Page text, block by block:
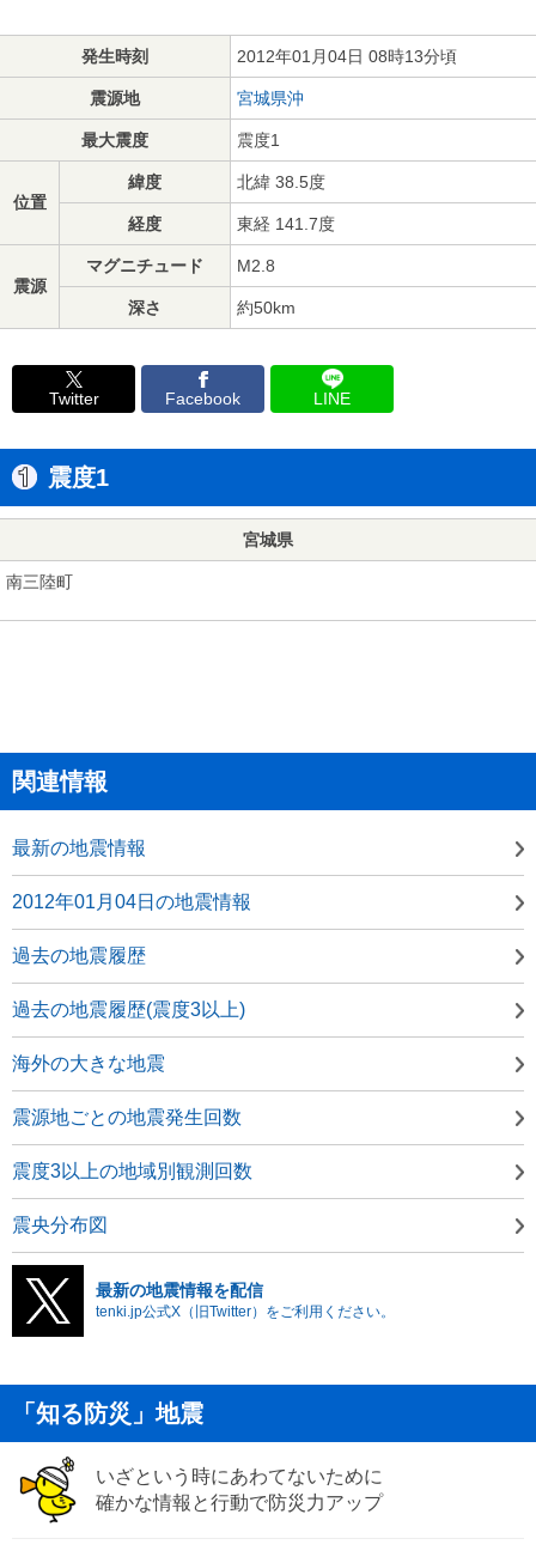
発生時刻 2012年01月04日 08時13分頃
震源地 宮城県沖
最大震度 震度1
位置
緯度 北緯 38.5度
経度 東経 141.7度
震源
マグニチュード M2.8
深さ 約50km
Twitter Facebook LINE
震度1
宮城県
南三陸町
関連情報
最新の地震情報
2012年01月04日の地震情報
過去の地震履歴
過去の地震履歴(震度3以上)
海外の大きな地震
震源地ごとの地震発生回数
震度3以上の地域別観測回数
震央分布図
最新の地震情報を配信
tenki.jp公式X（旧Twitter）をご利用ください。
「知る防災」地震
いざという時にあわてないために
確かな情報と行動で防災力アップ